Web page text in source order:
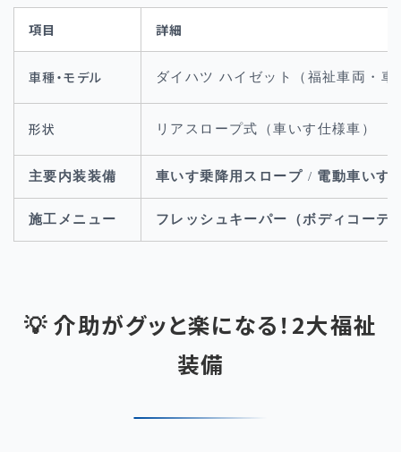
項目 詳細
車種・モデル ダイハツ ハイゼット（福祉車両・車
形状 リアスロープ式（車いす仕様車）
主要内装装備 車いす乗降用スロープ / 電動車いす
施工メニュー フレッシュキーパー（ボディコーテ
💡 介助がグッと楽になる！2大福祉
装備